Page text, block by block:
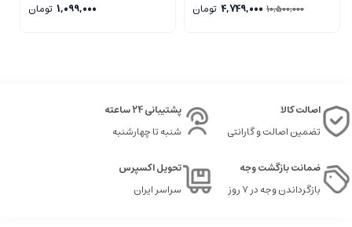
10,500,000
4,749,000 تومان
1,099,000 تومان
اصالت کالا
تضمین اصالت و گارانتی
پشتیبانی 24 ساعته
شنبه تا چهارشنبه
ضمانت بازگشت وجه
بازگرداندن وجه در ۷ روز
تحویل اکسپرس
سراسر ایران